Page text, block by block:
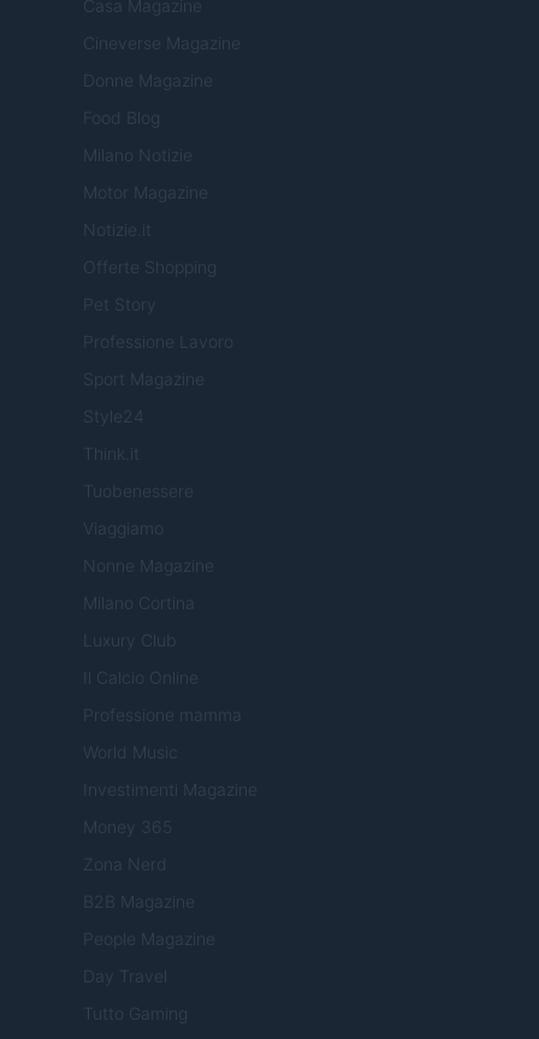
Casa Magazine
Cineverse Magazine
Donne Magazine
Food Blog
Milano Notizie
Motor Magazine
Notizie.it
Offerte Shopping
Pet Story
Professione Lavoro
Sport Magazine
Style24
Think.it
Tuobenessere
Viaggiamo
Nonne Magazine
Milano Cortina
Luxury Club
Il Calcio Online
Professione mamma
World Music
Investimenti Magazine
Money 365
Zona Nerd
B2B Magazine
People Magazine
Day Travel
Tutto Gaming